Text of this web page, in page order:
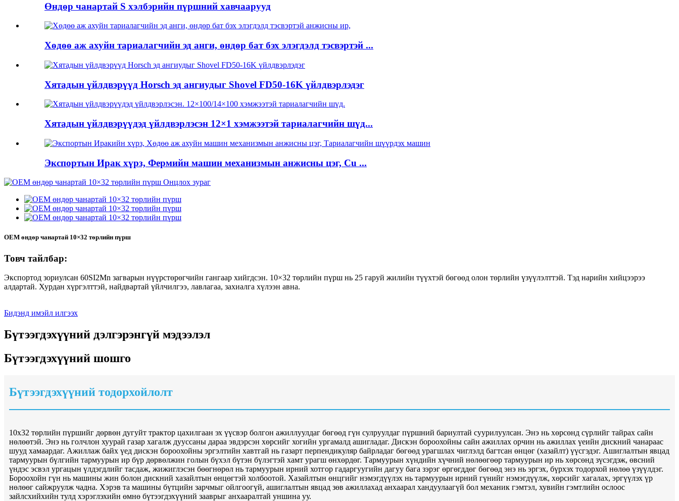
Өндөр чанартай S хэлбэрийн пүршний хавчаарууд
Хөдөө аж ахуйн тариалагчийн эд анги, өндөр бат бэх элэгдэлд тэсвэртэй ...
Хятадын үйлдвэрүүд Horsch эд ангиудыг Shovel FD50-16K үйлдвэрлэдэг
Хятадын үйлдвэрүүдэд үйлдвэрлэсэн 12×1 хэмжээтэй тариалагчийн шүд...
Экспортын Ирак хүрз, Фермийн машин механизмын анжисны цэг, Cu ...
OEM өндөр чанартай 10×32 төрлийн пүрш
Товч тайлбар:
Экспортод зориулсан 60SI2Mn загварын нүүрстөрөгчийн гангаар хийгдсэн. 10×32 төрлийн пүрш нь 25 гаруй жилийн түүхтэй бөгөөд олон төрлийн үзүүлэлттэй. Тэд нарийн хийцээрээ
алдартай. Хурдан хүргэлттэй, найдвартай үйлчилгээ, лавлагаа, захиалга хүлээн авна.
Бидэнд имэйл илгээх
Бүтээгдэхүүний дэлгэрэнгүй мэдээлэл
Бүтээгдэхүүний шошго
Бүтээгдэхүүний тодорхойлолт
10x32 төрлийн пүршийг дөрвөн дугуйт трактор цахилгаан эх үүсвэр болгон ажиллуулдаг бөгөөд гүн сулруулдаг пүршний бариултай суурилуулсан. Энэ нь хөрсөнд сүрлийг тайрах сайн
нөлөөтэй. Энэ нь голчлон хуурай газар хагалж дууссаны дараа эвдэрсэн хөрсийг хогийн ургамалд ашигладаг. Дискэн бороохойны сайн ажиллах орчин нь ажиллах үеийн дискний чанараас
шууд хамаардаг. Ажиллаж байх үед дискэн бороохойны эргэлтийн хавтгай нь газарт перпендикуляр байрладаг бөгөөд урагшлах чиглэлд багтсан өнцөг (хазайлт) үүсгэдэг. Ашиглалтын явцад
тармуурын бүлгийн тармуурын ир бүр дөрвөлжин голын бүхэл бүтэн бүлэгтэй хамт урагш өнхөрдөг. Тармуурын хүндийн хүчний нөлөөгөөр тармуурын ир нь хөрсөнд зүсэгдэж, өвсний
үндэс эсвэл ургацын үлдэгдлийг тасдаж, жижиглэсэн бөөгнөрөл нь тармуурын ирний хотгор гадаргуугийн дагуу бага зэрэг өргөгддөг бөгөөд энэ нь эргэх, бүрхэх тодорхой нөлөө үзүүлдэг.
Бороохойн гүн нь машины жин болон дискний хазайлтын өнцөгтэй холбоотой. Хазайлтын өнцгийг нэмэгдүүлэх нь тармуурын ирний гүнийг нэмэгдүүлж, хөрсийг хагалах, эргүүлэх үр
нөлөөг сайжруулж чадна. Хэрэв та машины бүтцийн зарчмыг ойлгоогүй, ашиглалтын явцад зөв ажиллахад анхаарал хандуулаагүй бол механик гэмтэл, хувийн гэмтлийн ослоос
зайлсхийхийн тулд хэрэглэхийн өмнө бүтээгдэхүүний зааврыг анхааралтай уншина уу.